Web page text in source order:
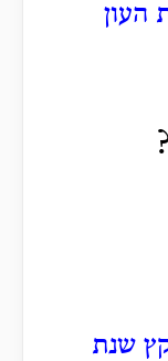
העון
שנת